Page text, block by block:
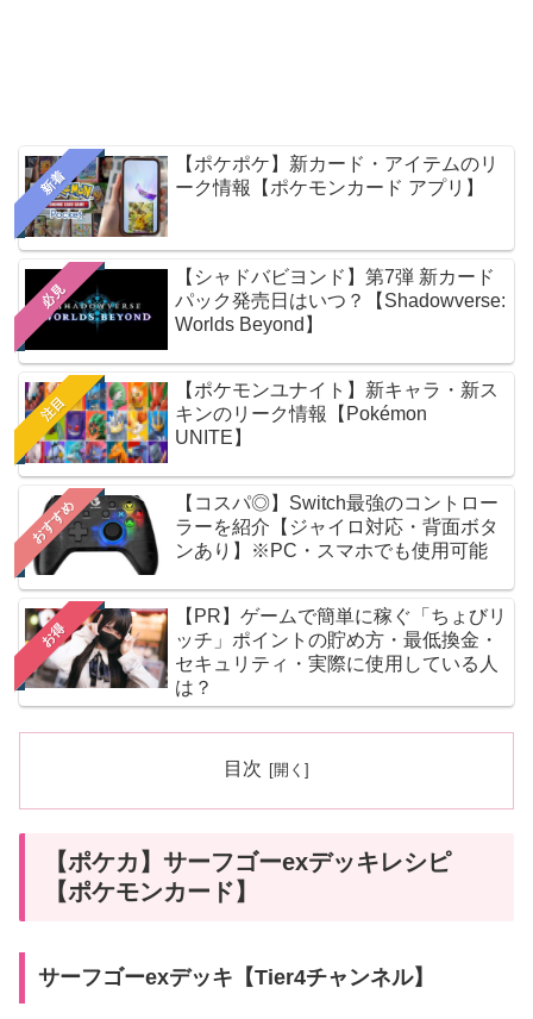
新着
【ポケポケ】新カード・アイテムのリ
ーク情報【ポケモンカード アプリ】
必見
【シャドバビヨンド】第7弾 新カード
パック発売日はいつ？【Shadowverse:
Worlds Beyond】
注目
【ポケモンユナイト】新キャラ・新ス
キンのリーク情報【Pokémon
UNITE】
おすすめ
【コスパ◎】Switch最強のコントロー
ラーを紹介【ジャイロ対応・背面ボタ
ンあり】※PC・スマホでも使用可能
お得
【PR】ゲームで簡単に稼ぐ「ちょびリ
ッチ」ポイントの貯め方・最低換金・
セキュリティ・実際に使用している人
は？
目次
【ポケカ】サーフゴーexデッキレシピ
【ポケモンカード】
サーフゴーexデッキ【Tier4チャンネル】